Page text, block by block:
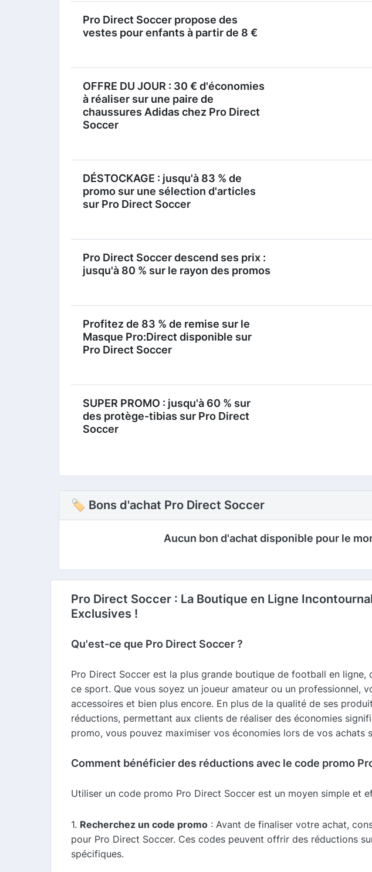
Pro Direct Soccer propose des
vestes pour enfants à partir de 8 €
OFFRE DU JOUR : 30 € d'économies
à réaliser sur une paire de
chaussures Adidas chez Pro Direct
Soccer
DÉSTOCKAGE : jusqu'à 83 % de
promo sur une sélection d'articles
sur Pro Direct Soccer
Pro Direct Soccer descend ses prix :
jusqu'à 80 % sur le rayon des promos
Profitez de 83 % de remise sur le
Masque Pro:Direct disponible sur
Pro Direct Soccer
SUPER PROMO : jusqu'à 60 % sur
des protège-tibias sur Pro Direct
Soccer
🏷 Bons d'achat Pro Direct Soccer
Aucun bon d'achat disponible pour le
Pro Direct Soccer : La Boutique en Ligne
Exclusives !
Qu'est-ce que Pro Direct Soccer ?
Pro Direct Soccer est la plus grande boutique de football en
ce sport. Que vous soyez un joueur amateur ou un professionnel,
accessoires et bien plus encore. En plus de la qualité de ses
réductions, permettant aux clients de réaliser des économies
promo, vous pouvez maximiser vos économies lors de vos achats
Comment bénéficier des réductions avec le code promo
Utiliser un code promo Pro Direct Soccer est un moyen simple et
1. Recherchez un code promo : Avant de finaliser votre achat,
pour Pro Direct Soccer. Ces codes peuvent offrir des réductions
spécifiques.